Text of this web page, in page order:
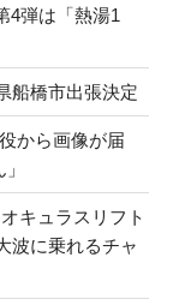
4弾は「熱湯1
船橋市出張決定
から画像が届
キュラスリフト
波に乗れるチャ